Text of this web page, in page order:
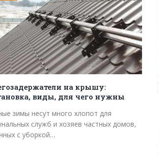
на крышу:
виды, для чего нужны
зимы несут много хлопот для
служб и хозяев частных домов,
с уборкой…